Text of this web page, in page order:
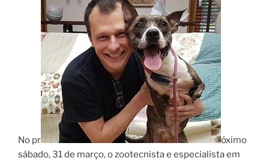
No pr
óximo
sábado, 31 de março, o zootecnista e especialista em